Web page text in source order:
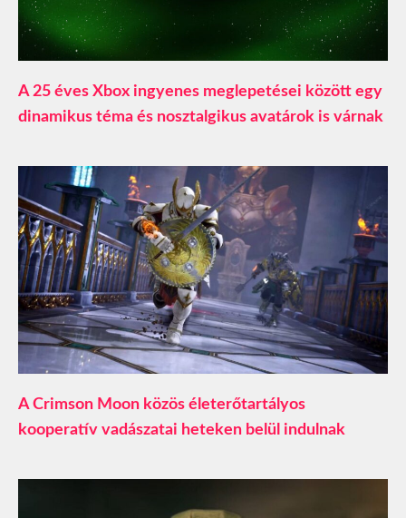
A 25 éves Xbox ingyenes meglepetései között egy
dinamikus téma és nosztalgikus avatárok is várnak
A Crimson Moon közös életerőtartályos
kooperatív vadászatai heteken belül indulnak